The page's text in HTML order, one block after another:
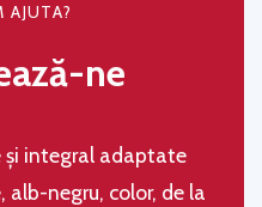
AJUTA?
ne
integral adaptate
negru, color, de la